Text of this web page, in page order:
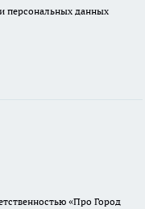
персональных данных
«Про Город